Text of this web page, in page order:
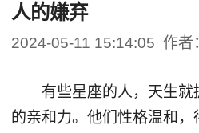
人的嫌弃
2024-05-11 15:14:05 作者
有些星座的人，天生就
的亲和力。他们性格温和